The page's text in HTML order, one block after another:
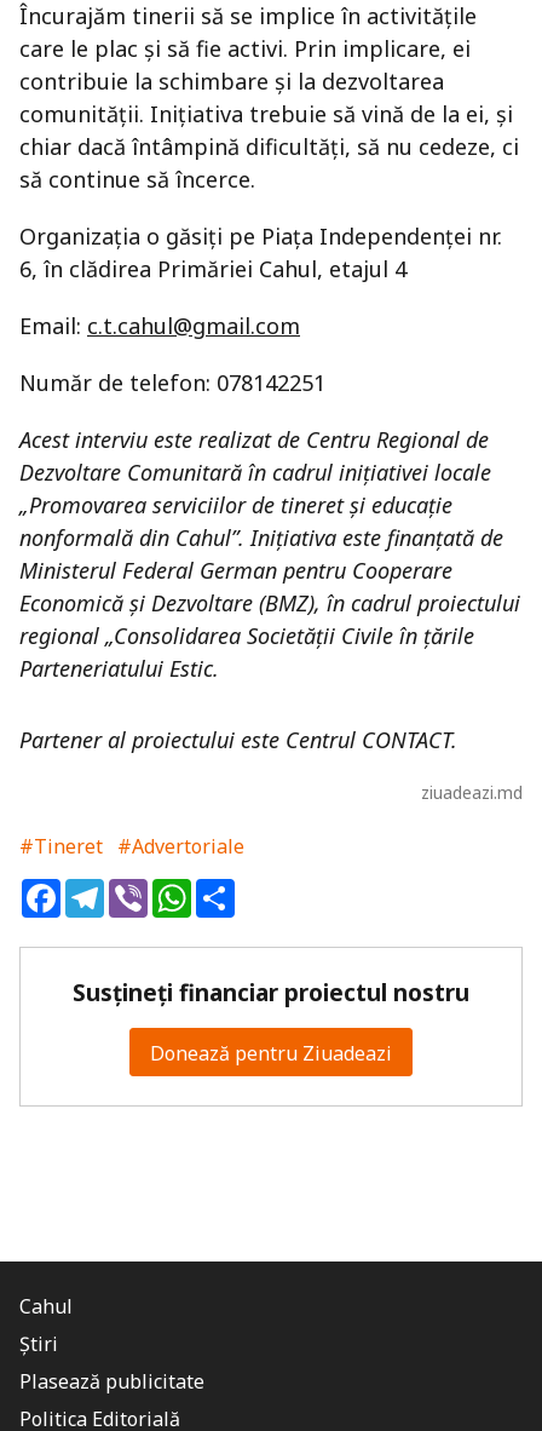
Încurajăm tinerii să se implice în activitățile
care le plac și să fie activi. Prin implicare, ei
contribuie la schimbare și la dezvoltarea
comunității. Inițiativa trebuie să vină de la ei, și
chiar dacă întâmpină dificultăți, să nu cedeze, ci
să continue să încerce.
Organizația o găsiți pe Piața Independenței nr.
6, în clădirea Primăriei Cahul, etajul 4
Email: c.t.cahul@gmail.com
Număr de telefon: 078142251
Acest interviu este realizat de Centru Regional de
Dezvoltare Comunitară în cadrul inițiativei locale
„Promovarea serviciilor de tineret și educație
nonformală din Cahul”. Inițiativa este finanțată de
Ministerul Federal German pentru Cooperare
Economică și Dezvoltare (BMZ), în cadrul proiectului
regional „Consolidarea Societății Civile în țările
Parteneriatului Estic.
Partener al proiectului este Centrul CONTACT.
ziuadeazi.md
#Tineret #Advertoriale
FacebookTelegram
ViberWhatsApp
Susțineți financiar proiectul nostru
Donează pentru Ziuadeazi
Cahul
Știri
Plasează publicitate
Politica Editorială